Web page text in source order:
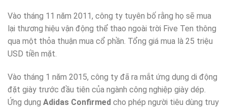
Vào tháng 11 năm 2011, công ty tuyên bố rằng họ sẽ mua
lại thương hiệu vận động thể thao ngoài trời Five Ten thông
qua một thỏa thuận mua cổ phần. Tổng giá mua là 25 triệu
USD tiền mặt.
Vào tháng 1 năm 2015, công ty đã ra mắt ứng dụng di động
đặt giày trước đầu tiên của ngành công nghiệp giày dép.
Ứng dụng Adidas Confirmed cho phép người tiêu dùng truy